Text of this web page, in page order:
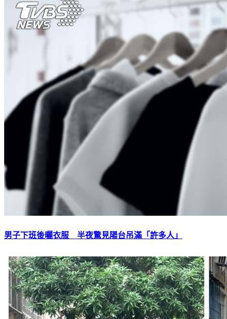
男子下班後曬衣服 半夜驚見陽台吊滿「許多人」